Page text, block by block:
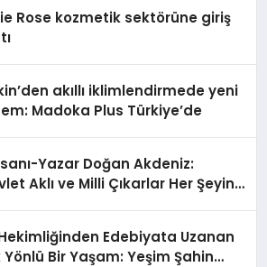
Rose kozmetik sektörüne giriş
akıllı iklimlendirmede yeni
Madoka Plus Türkiye’de
Yazar Doğan Akdeniz:
Aklı ve Milli Çıkarlar Her Şeyin
Edebiyata Uzanan
Yönlü Bir Yaşam: Yeşim Şahin